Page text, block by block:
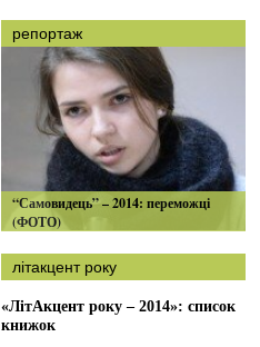
репортаж
“Самовидець” – 2014: переможці
(ФОТО)
літакцент року
«ЛітАкцент року – 2014»: список
книжок